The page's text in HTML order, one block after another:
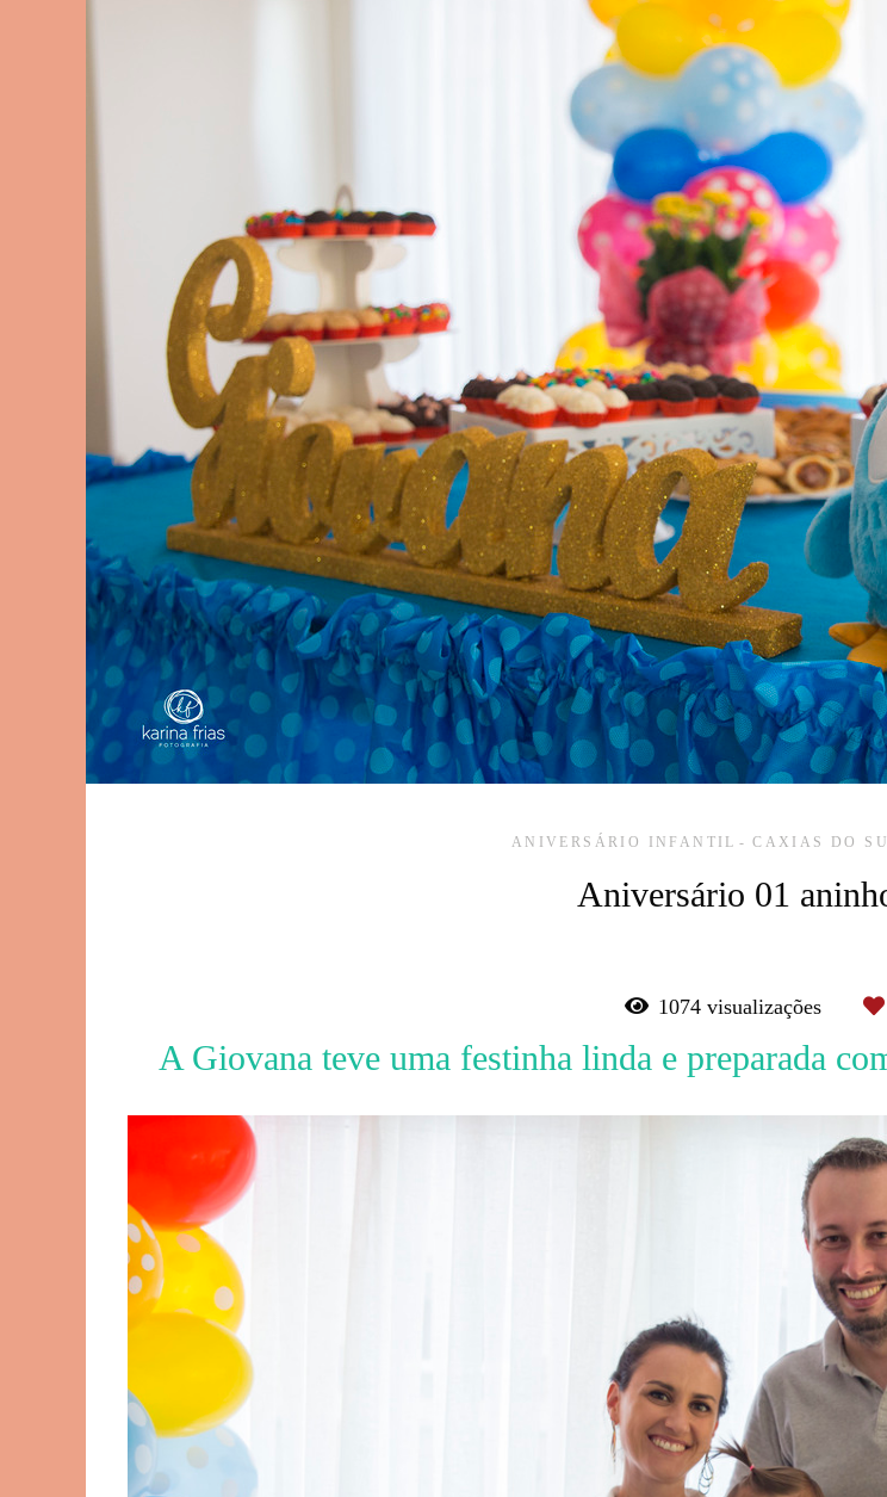
ANIVERSÁRIO INFANTIL CAXIAS DO
Aniversário 01
1074visualizações
A Giovana teve uma festinha linda e preparada